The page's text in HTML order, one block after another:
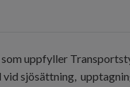
uppfyller
sjösättning,